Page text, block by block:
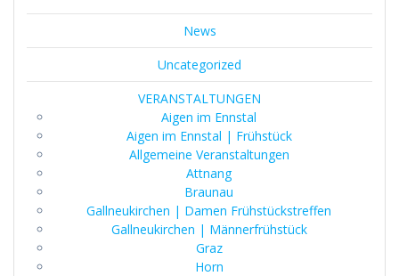
News
Uncategorized
VERANSTALTUNGEN
Aigen im Ennstal
Aigen im Ennstal | Frühstück
Allgemeine Veranstaltungen
Attnang
Braunau
Gallneukirchen | Damen Frühstückstreffen
Gallneukirchen | Männerfrühstück
Graz
Horn